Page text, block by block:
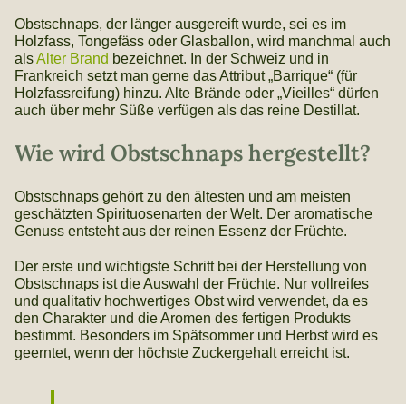
Obstschnaps, der länger ausgereift wurde, sei es im
Holzfass, Tongefäss oder Glasballon, wird manchmal auch
alsAlter Brand bezeichnet. In der Schweiz und in
Frankreich setzt man gerne das Attribut „Barrique“ (für
Holzfassreifung) hinzu. Alte Brände oder „Vieilles“ dürfen
auch über mehr Süße verfügen als das reine Destillat.
Wie wird Obstschnaps hergestellt?
Obstschnaps gehört zu den ältesten und am meisten
geschätzten Spirituosenarten der Welt. Der aromatische
Genuss entsteht aus der reinen Essenz der Früchte.
Der erste und wichtigste Schritt bei der Herstellung von
Obstschnaps ist die Auswahl der Früchte. Nur vollreifes
und qualitativ hochwertiges Obst wird verwendet, da es
den Charakter und die Aromen des fertigen Produkts
bestimmt. Besonders im Spätsommer und Herbst wird es
geerntet, wenn der höchste Zuckergehalt erreicht ist.